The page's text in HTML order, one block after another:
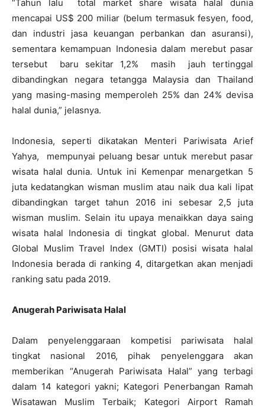
“Tahun lalu total market share wisata halal dunia
mencapai US$ 200 miliar (belum termasuk fesyen, food,
dan industri jasa keuangan perbankan dan asuransi),
sementara kemampuan Indonesia dalam merebut pasar
tersebut baru sekitar 1,2% masih jauh tertinggal
dibandingkan negara tetangga Malaysia dan Thailand
yang masing-masing memperoleh 25% dan 24% devisa
halal dunia,” jelasnya.
Indonesia, seperti dikatakan Menteri Pariwisata Arief
Yahya, mempunyai peluang besar untuk merebut pasar
wisata halal dunia. Untuk ini Kemenpar menargetkan 5
juta kedatangkan wisman muslim atau naik dua kali lipat
dibandingkan target tahun 2016 ini sebesar 2,5 juta
wisman muslim. Selain itu upaya menaikkan daya saing
wisata halal Indonesia di tingkat global. Menurut data
Global Muslim Travel Index (GMTI) posisi wisata halal
Indonesia berada di ranking 4, ditargetkan akan menjadi
ranking satu pada 2019.
Anugerah Pariwisata Halal
Dalam penyelenggaraan kompetisi pariwisata halal
tingkat nasional 2016, pihak penyelenggara akan
memberikan “Anugerah Pariwisata Halal” yang terbagi
dalam 14 kategori yakni; Kategori Penerbangan Ramah
Wisatawan Muslim Terbaik; Kategori Airport Ramah